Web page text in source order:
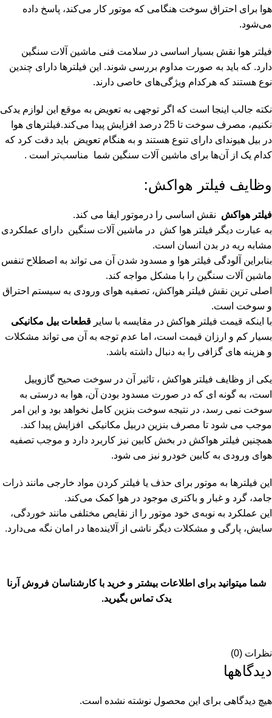
هوا برای احتراق سوخت هنگامی‌ که موتور کار می‌کند، پاسخ داده
می‌شود.
فیلتر هوا نقش بسیار اساسی در سلامت فنی ماشین آلات سنگین
دارد. که باید به صورت مداوم بررسی شوند. این فیلترها دارای چندین
نوع هستند که هرکدام ویژگی‌های خاصی دارند.
نکته جالب اینجا است که اگر توجهی به تعویض به موقع این لوازم یدکی
نکنیم، مصرف سوخت تا 25 درصد افزایش پیدا می‌کند.فیلتر‌های هوا
در بیل هیوندای دارای تنوع هستند و به هنگام تعویض باید دقت کرد که
کدام یک از آن‌ها برای ماشین آلات سنگین شما مناسب‌تر است .
وظایف فیلتر هواکش:
فیلتر هواکش نقش اساسی را درموتور ایفا می کند.
به عبارت دیگر فیلتر هوا کش در ماشین آلات سنگین دارای عملکردی
مشابه ریه در بدن انسان است.
بنابراین آلودگی فیلتر هوا و مسدود شدن آن می تواند به اصطلاح تنفس
ماشین آلات سنگین را با مشکل مواجه کند.
اصلی ترین نقش فیلتر هواکش، تصفیه هوای ورودی به سیستم احتراق
و سوخت است.
با اینکه قیمت فیلتر هواکش در مقایسه با سایر قطعات بیل مکانیکی
بسیار کم و ارزان قیمت است، اما عدم توجه به آن می تواند مشکلات
و هزینه های گزافی را به دنبال داشته باشد.
یکی از وظایف فیلتر هواکش ، تاثیر آن در سوخت صحیح گازوییل
است، به گونه ای که در صورت مسدود بودن آن، هوا به درستی به
سوخت نمی رسد، در نتیجه سوخت بنزین کامل نخواهد بود و این امر
موجب می شود تا مصرف بنزین دربیل مکانیکی افزایش پیدا کند.
همچنین فیلتر هواکش در بخش کابین نیز کاربرد دارد و موجب تصفیه
هوای ورودی به کابین خودرو نیز می شود.
این فیلترها به موتور برای حذف یا فیلتر کردن مواد خارجی مانند ذرات
جامد، گرد و غبار و باکتری موجود در هوا کمک می‌کند.
این عملکرد به‌ نوبه‌ی خود موتور را از نقایص مختلفی مانند خوردگی،
سایش، پارگی و مشکلات دیگر ناشی از آلاینده‌ها در امان نگه می‌دارد.
شما میتوانید برای اطلاعات بیشتر و خرید با کارشناسان فروش آرنا
یدک تماس بگیرید.
نظرات (0)
دیدگاهها
هیچ دیدگاهی برای این محصول نوشته نشده است.